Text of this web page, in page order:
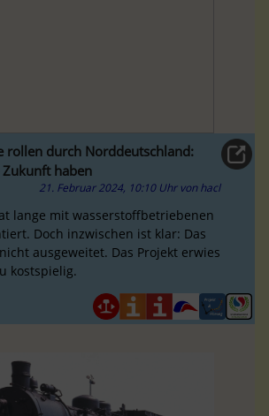
rollen durch Norddeutschland:
haben
21. Februar 2024, 10:10 Uhr vonhacl
lange mit wasserstoffbetriebenen
Doch inzwischen ist klar: Das
ausgeweitet. Das Projekt erwies
kostspielig.